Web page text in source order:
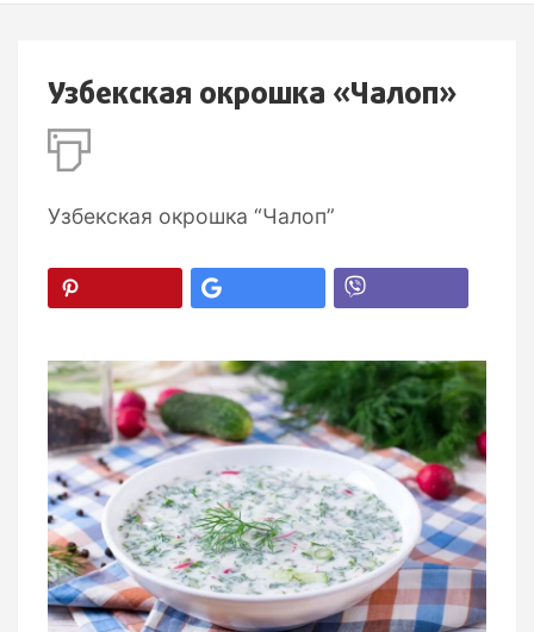
Узбекская окрошка «Чалоп»
Узбекская окрошка “Чалоп”